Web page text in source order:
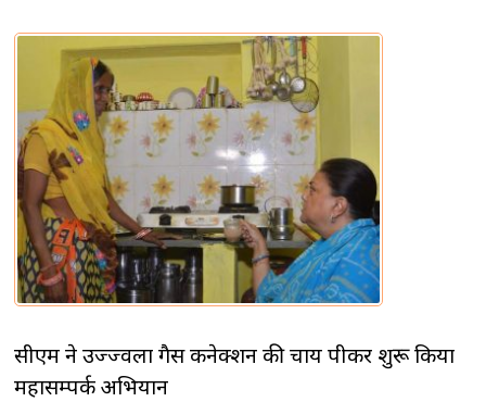
सीएम ने उज्ज्वला गैस कनेक्शन की चाय पीकर शुरू किया
महासम्पर्क अभियान